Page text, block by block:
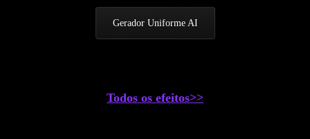
Gerador Uniforme AI
Todos os efeitos>>